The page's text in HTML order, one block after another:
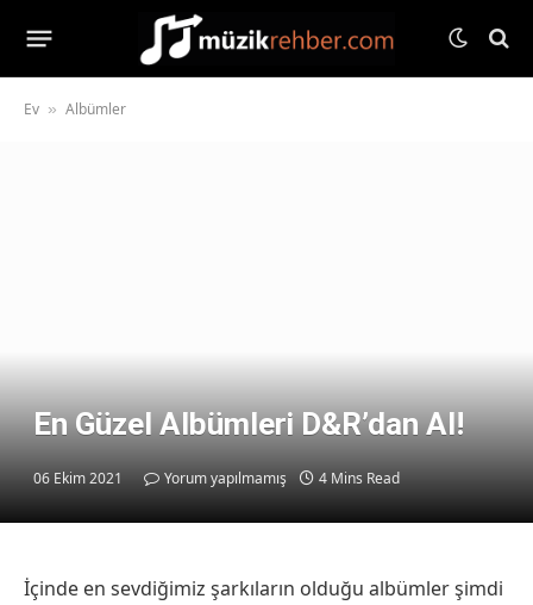
Ev » Albümler
En Güzel Albümleri D&R’dan Al!
06 Ekim 2021 Yorum yapılmamış 4 Mins Read
İçinde en sevdiğimiz şarkıların olduğu albümler şimdi